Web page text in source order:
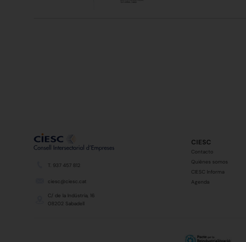
T. 937 457 812
ciesc@ciesc.cat
C/ de la Indústria, 16
08202 Sabadell
CIESC
Contacto
Quiénes somos
CIESC Informa
Agenda